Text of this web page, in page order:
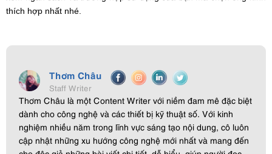
thích hợp nhất nhé.
Thơm Châu
Staff Writer
Thơm Châu là một Content Writer với niềm đam mê đặc biệt
dành cho công nghệ và các thiết bị kỹ thuật số. Với kinh
nghiệm nhiều năm trong lĩnh vực sáng tạo nội dung, cô luôn
cập nhật những xu hướng công nghệ mới nhất và mang đến